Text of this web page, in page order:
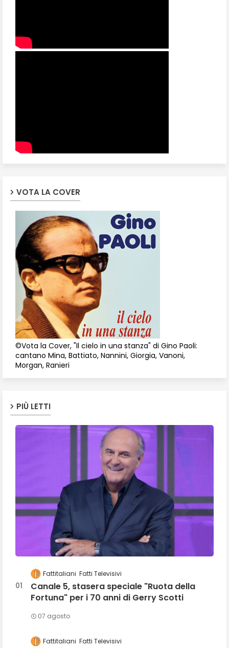
VOTA LA COVER
©Vota la Cover, "Il cielo in una stanza" di Gino Paoli:
cantano Mina, Battiato, Nannini, Giorgia, Vanoni,
Morgan, Ranieri
PIÙ LETTI
Fattitaliani Fatti Televisivi
Canale 5, stasera speciale "Ruota della
Fortuna" per i 70 anni di Gerry Scotti
07 agosto
Fattitaliani Fatti Televisivi